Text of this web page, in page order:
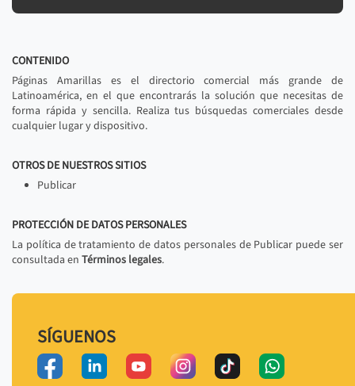
CONTENIDO
Páginas Amarillas es el directorio comercial más grande de
Latinoamérica, en el que encontrarás la solución que necesitas de
forma rápida y sencilla. Realiza tus búsquedas comerciales desde
cualquier lugar y dispositivo.
OTROS DE NUESTROS SITIOS
Publicar
PROTECCIÓN DE DATOS PERSONALES
La política de tratamiento de datos personales de Publicar puede ser
consultada en Términos legales.
SÍGUENOS